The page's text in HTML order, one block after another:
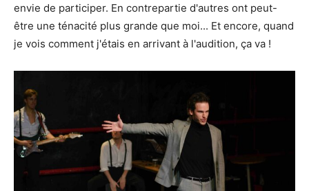
envie de participer. En contrepartie d'autres ont peut-
être une ténacité plus grande que moi... Et encore, quand
je vois comment j'étais en arrivant à l'audition, ça va !